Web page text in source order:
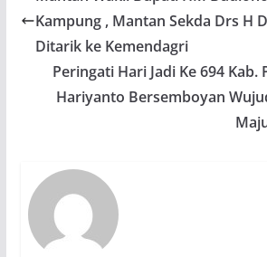
Kampung , Mantan Sekda Drs H
Ditarik ke Kemendagri
Peringati Hari Jadi Ke 694 Kab.
Hariyanto Bersemboyan